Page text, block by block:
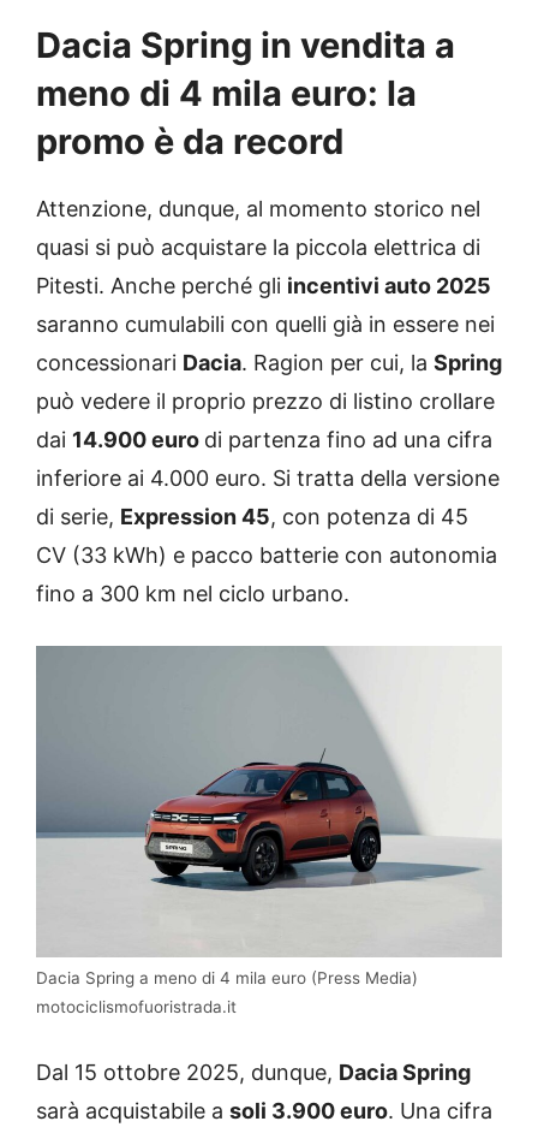
Dacia Spring in vendita a
meno di 4 mila euro: la
promo è da record
Attenzione, dunque, al momento storico nel
quasi si può acquistare la piccola elettrica di
Pitesti. Anche perché gli incentivi auto 2025
saranno cumulabili con quelli già in essere nei
concessionari Dacia. Ragion per cui, la Spring
può vedere il proprio prezzo di listino crollare
dai 14.900 euro di partenza fino ad una cifra
inferiore ai 4.000 euro. Si tratta della versione
di serie, Expression 45, con potenza di 45
CV (33 kWh) e pacco batterie con autonomia
fino a 300 km nel ciclo urbano.
Dacia Spring a meno di 4 mila euro (Press Media)
motociclismofuoristrada.it
Dal 15 ottobre 2025, dunque, Dacia Spring
sarà acquistabile a soli 3.900 euro. Una cifra